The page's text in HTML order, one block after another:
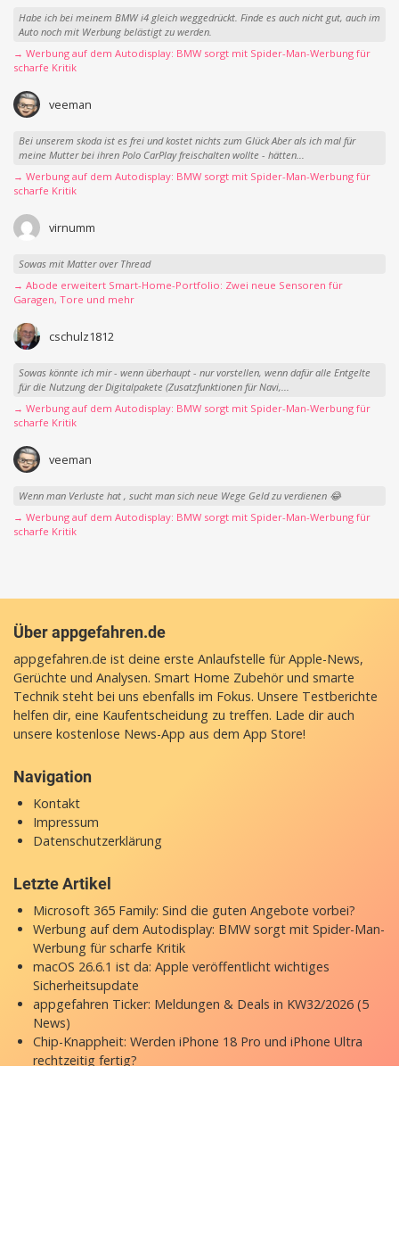
Habe ich bei meinem BMW i4 gleich weggedrückt. Finde es auch nicht gut, auch im
Auto noch mit Werbung belästigt zu werden.
→ Werbung auf dem Autodisplay: BMW sorgt mit Spider-Man-Werbung für
scharfe Kritik
veeman
Bei unserem skoda ist es frei und kostet nichts zum Glück Aber als ich mal für
meine Mutter bei ihren Polo CarPlay freischalten wollte - hätten...
→ Werbung auf dem Autodisplay: BMW sorgt mit Spider-Man-Werbung für
scharfe Kritik
virnumm
Sowas mit Matter over Thread
→ Abode erweitert Smart-Home-Portfolio: Zwei neue Sensoren für
Garagen, Tore und mehr
cschulz1812
Sowas könnte ich mir - wenn überhaupt - nur vorstellen, wenn dafür alle Entgelte
für die Nutzung der Digitalpakete (Zusatzfunktionen für Navi,...
→ Werbung auf dem Autodisplay: BMW sorgt mit Spider-Man-Werbung für
scharfe Kritik
veeman
Wenn man Verluste hat , sucht man sich neue Wege Geld zu verdienen 😂
→ Werbung auf dem Autodisplay: BMW sorgt mit Spider-Man-Werbung für
scharfe Kritik
Über appgefahren.de
appgefahren.de ist deine erste Anlaufstelle für Apple-News,
Gerüchte und Analysen. Smart Home Zubehör und smarte
Technik steht bei uns ebenfalls im Fokus. Unsere Testberichte
helfen dir, eine Kaufentscheidung zu treffen. Lade dir auch
unsere kostenlose News-App aus dem App Store!
Navigation
Kontakt
Impressum
Datenschutzerklärung
Letzte Artikel
Microsoft 365 Family: Sind die guten Angebote vorbei?
Werbung auf dem Autodisplay: BMW sorgt mit Spider-Man-
Werbung für scharfe Kritik
macOS 26.6.1 ist da: Apple veröffentlicht wichtiges
Sicherheitsupdate
appgefahren Ticker: Meldungen & Deals in KW32/2026 (5
News)
Chip-Knappheit: Werden iPhone 18 Pro und iPhone Ultra
rechtzeitig fertig?